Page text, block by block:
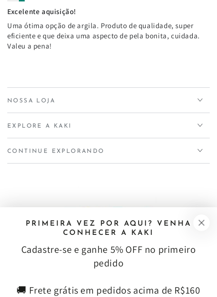
Excelente aquisição!
Uma ótima opção de argila. Produto de qualidade, super
eficiente e que deixa uma aspecto de pela bonita, cuidada.
Valeu a pena!
NOSSA LOJA
EXPLORE A KAKI
CONTINUE EXPLORANDO
PRIMEIRA VEZ POR AQUI? VENHA
CONHECER A KAKI
Cadastre‑se e ganhe 5% OFF no primeiro
pedido
🚚 Frete grátis em pedidos acima de R$160